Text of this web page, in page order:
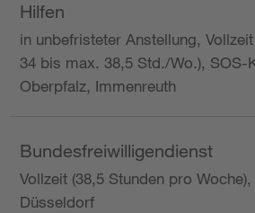
Hilfen
in unbefristeter Anstellung,
34 bis max. 38,5 Std./Wo.), SOS-
Oberpfalz, Immenreuth
Bundesfreiwilligendienst
Vollzeit (38,5 Stunden pro
Düsseldorf